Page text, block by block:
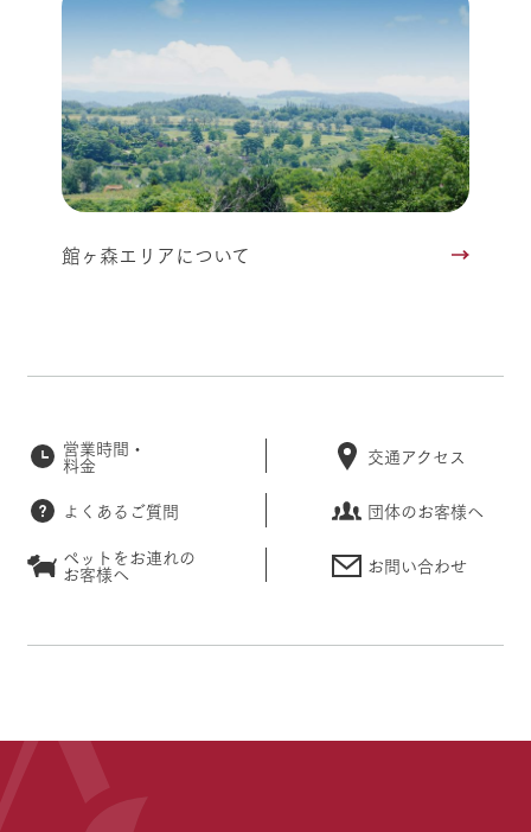
館ヶ森エリアについて
営業時間・
料金 交通アクセス
よくあるご質問
団体のお客様へ
ペットをお連れの
お客様へ お問い合わせ